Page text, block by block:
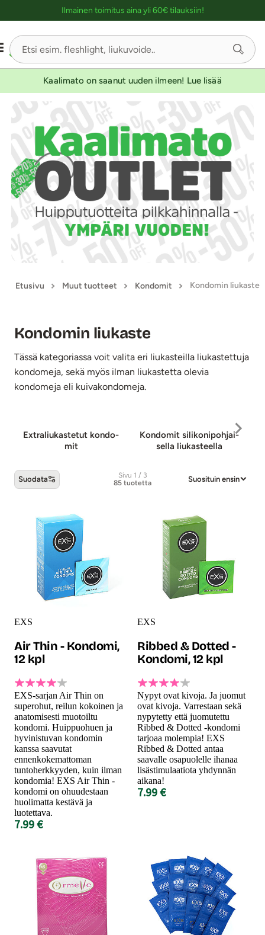
Ilmainen toimitus aina yli 60€ tilauksiin!
Kaalimato on saanut uuden ilmeen! Lue lisää
Etusivu Muut tuotteet Kondomit Kondomin liukaste
Kondomin liukaste
Tässä kategoriassa voit valita eri liukasteilla liukastettuja
kondomeja, sekä myös ilman liukastetta olevia
kondomeja eli kuivakondomeja.
Extraliukastetut kon­do­
mit
Kondomit sili­ko­ni­poh­jai­
sel­la liu­kas­teel­la
Suodata
Sivu 1 / 3
85 tuotetta
Suosituin ensin
EXS
Air Thin - Kondomi,
12 kpl
EXS-sarjan Air Thin on
superohut, reilun kokoinen ja
anatomisesti muotoiltu
kondomi. Huippuohuen ja
hyvinistuvan kondomin
kanssa saavutat
ennenkokemattoman
tuntoherkkyyden, kuin ilman
kondomia! EXS Air Thin -
kondomi on ohuudestaan
huolimatta kestävä ja
luotettava.
7.99 €
EXS
Ribbed & Dotted -
Kondomi, 12 kpl
Nypyt ovat kivoja. Ja juomut
ovat kivoja. Varrestaan sekä
nypytetty että juomutettu
Ribbed & Dotted -kondomi
tarjoaa molempia! EXS
Ribbed & Dotted antaa
saavalle osapuolelle ihanaa
lisästimulaatiota yhdynnän
aikana!
7.99 €
Sivu 1/3